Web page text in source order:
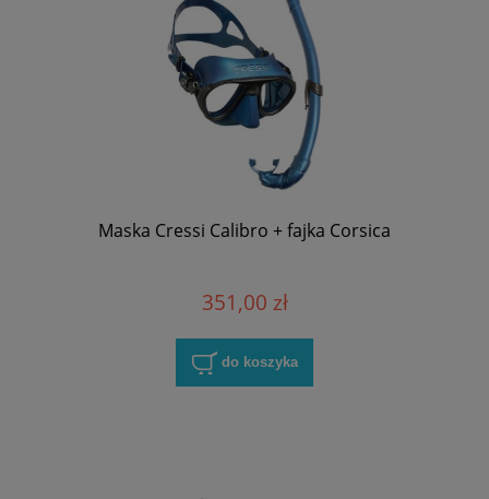
Maska Cressi Calibro + fajka Corsica
351,00 zł
do koszyka